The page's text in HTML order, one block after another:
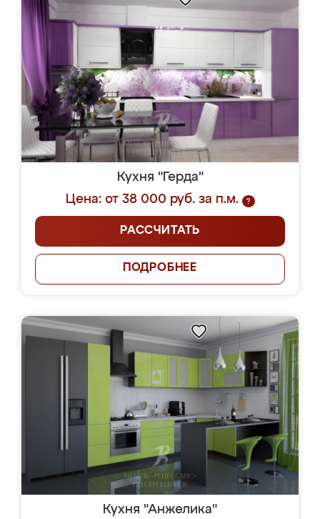
Кухня "Герда"
Цена: от 38 000 руб. за п.м.
?
РАССЧИТАТЬ
ПОДРОБНЕЕ
Кухня "Анжелика"